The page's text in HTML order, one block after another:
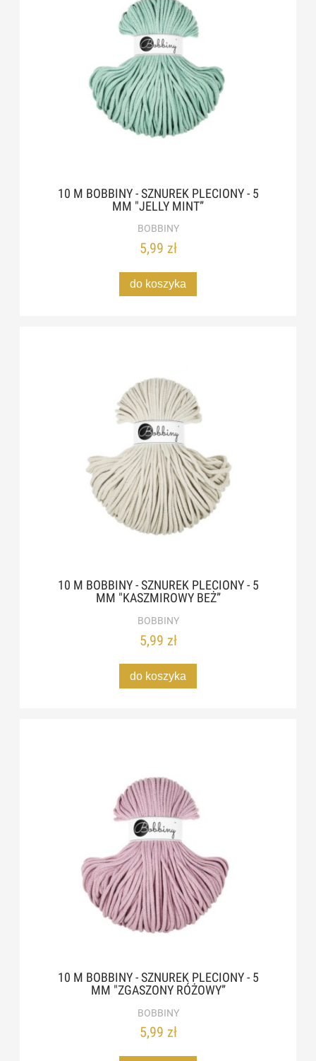
10 M BOBBINY - SZNUREK PLECIONY - 5
MM "JELLY MINT”
BOBBINY
5,99 zł
do koszyka
10 M BOBBINY - SZNUREK PLECIONY - 5
MM "KASZMIROWY BEŻ”
BOBBINY
5,99 zł
do koszyka
10 M BOBBINY - SZNUREK PLECIONY - 5
MM "ZGASZONY RÓŻOWY”
BOBBINY
5,99 zł